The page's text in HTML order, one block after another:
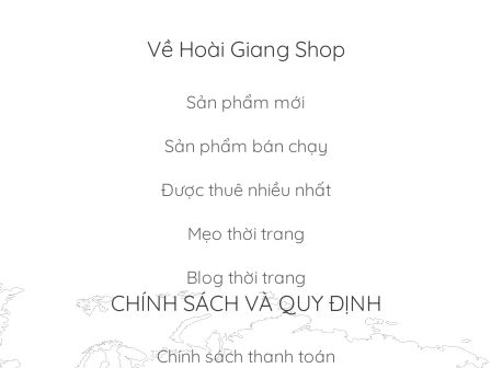
Về Hoài Giang Shop
Sản phẩm mới
Sản phẩm bán chạy
Được thuê nhiều nhất
Mẹo thời trang
Blog thời trang
CHÍNH SÁCH VÀ QUY ĐỊNH
Chính sách thanh toán